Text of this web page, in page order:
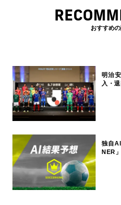
おすすめ
明治
入・
独自
NER